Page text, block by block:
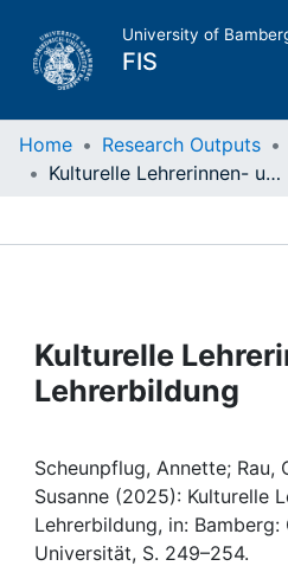
University of
FIS
Home
Projects
People
Institutions
Awards
Home Research Outputs
Kulturelle Lehrerinnen- und Lehrerbildung
Kulturelle
Lehrerbildung
Scheunpflug, Annette; Rau,
Susanne (2025): Kulturelle
Lehrerbildung, in:
Universität, S. 249–254.